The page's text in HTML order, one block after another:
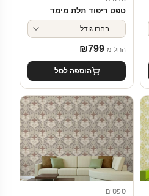
טפט ריפוד תלת מימד
החל מ- ₪799
הוספה לסל
טפטים